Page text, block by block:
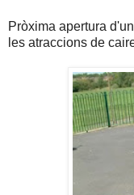
Pròxima apertura
les atraccions de